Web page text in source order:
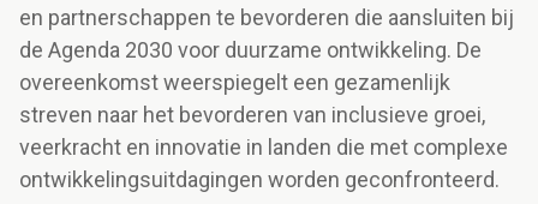
en partnerschappen te bevorderen die aansluiten bij
de Agenda 2030 voor duurzame ontwikkeling. De
overeenkomst weerspiegelt een gezamenlijk
streven naar het bevorderen van inclusieve groei,
veerkracht en innovatie in landen die met complexe
ontwikkelingsuitdagingen worden geconfronteerd.